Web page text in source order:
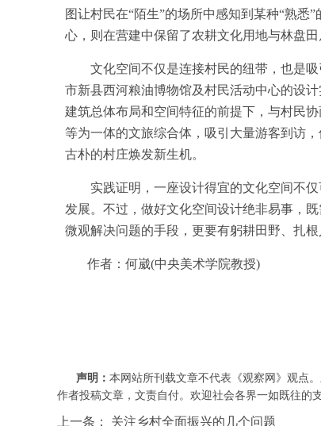
图让村民在“陌生”的场所中感知到某种“熟悉
心，则在营建中保留了农耕文化用地与林盘
文化空间不仅是连接村民的纽带，也是吸
市新县西河粮油博物馆及村民活动中心的设
建筑总体布局和空间特征的前提下，与村民
等为一体的文旅综合体，吸引大量游客到访
古朴的村庄焕发新生机。
实践证明，一座设计得宜的文化空间不仅
发展。不过，做好文化空间设计绝非易事，
微观解决问题的手段，更要有躬耕田野、扎
作者：何崴(中央美术学院教授)
声明： 本网站所刊载文章不代表《观察网》观点
作者投稿文章，文责自付。欢迎社会各界一如既往的
上一条： 关注乡村全面振兴的几个问题